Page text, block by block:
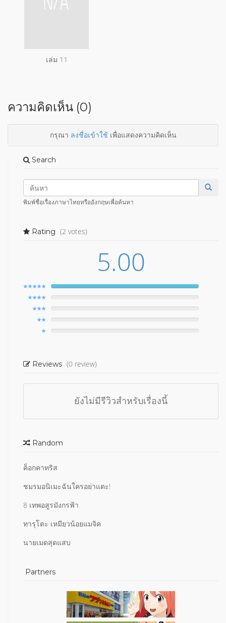
เล่ม 11
ความคิดเห็น (0)
กรุณา ลงชื่อเข้าใช้เพื่อแสดงความคิดเห็น
Search
พิมพ์ชื่อเรื่องภาษาไทยหรืออังกฤษเพื่อค้นหา
Rating (2 votes)
5.00
Reviews (0 review)
ยังไม่มีรีวิวสำหรับเรื่องนี้
Random
ค็อกคาทริส
ชมรมอนิเมะฉันใครอย่าแตะ!
8 เทพอสูรมังกรฟ้า
ทารุโตะ เหมียวน้อยแมจิค
นายเมดสุดแสบ
Partners